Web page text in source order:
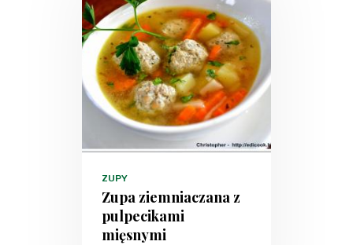
ZUPY
Zupa ziemniaczana z
pulpecikami
mięsnymi